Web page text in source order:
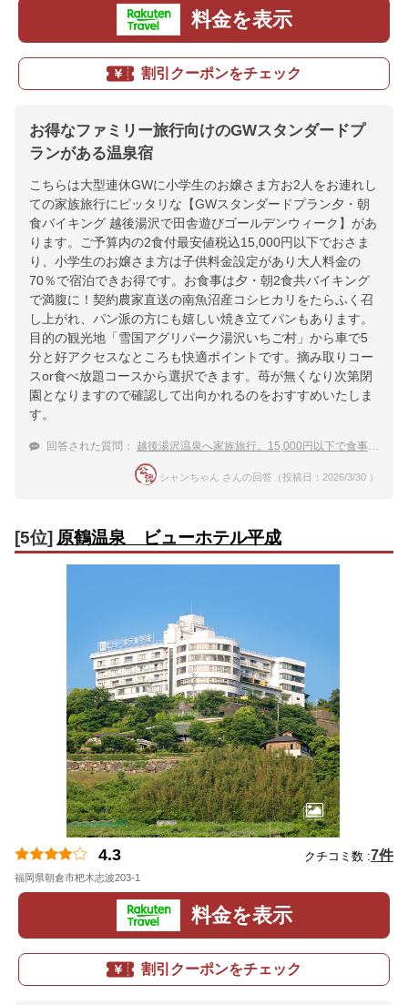
料金を表示
割引クーポンをチェック
お得なファミリー旅行向けのGWスタンダードプ
ランがある温泉宿
こちらは大型連休GWに小学生のお嬢さま方お2人をお連れし
ての家族旅行にピッタリな【GWスタンダードプラン夕・朝
食バイキング 越後湯沢で田舎遊びゴールデンウィーク】があ
ります。ご予算内の2食付最安値税込15,000円以下でおさま
り、小学生のお嬢さま方は子供料金設定があり大人料金の
70％で宿泊できお得です。お食事は夕・朝2食共バイキング
で満腹に！契約農家直送の南魚沼産コシヒカリをたらふく召
し上がれ、パン派の方にも嬉しい焼き立てパンもあります。
目的の観光地「雪国アグリパーク湯沢いちご村」から車で5
分と好アクセスなところも快適ポイントです。摘み取りコー
スor食べ放題コースから選択できます。苺が無くなり次第閉
園となりますので確認して出向かれるのをおすすめいたしま
す。
回答された質問： 越後湯沢温泉へ家族旅行。15,000円以下で食事付きの温泉宿を教えて下さい。
シャンちゃん さんの回答（投稿日：2026/3/30 ）
[5位] 原鶴温泉 ビューホテル平成
4.3 クチコミ数 :7件
福岡県朝倉市杷木志波203-1
料金を表示
割引クーポンをチェック